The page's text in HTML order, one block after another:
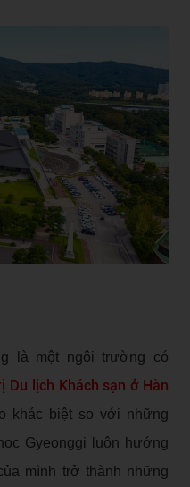
là một ngôi trường có
Du lịch Khách sạn ở Hàn
khác biệt so với những
Gyeonggi luôn hướng
mình trở thành những